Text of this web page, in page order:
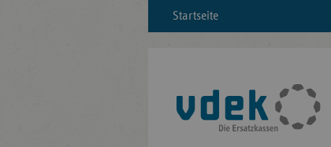
Startseite